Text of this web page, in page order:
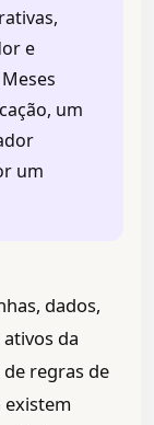
e
um
um
dados,
da
regras de
existem